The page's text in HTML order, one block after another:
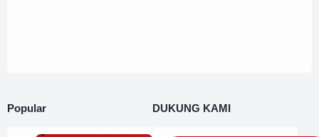
Popular DUKUNG KAMI